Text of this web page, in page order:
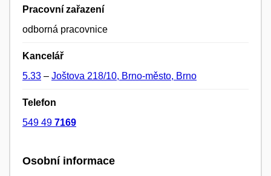
Pracovní zařazení
odborná pracovnice
Kancelář
5.33 – Joštova 218/10, Brno-město, Brno
Telefon
549 49 7169
Osobní informace